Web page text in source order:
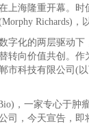
上海隆重开幕。时
Richards)，
化的两层驱动下
转向价值共创。作
市科技有限公司(
，一家专心于肿
司，今天宣告，即